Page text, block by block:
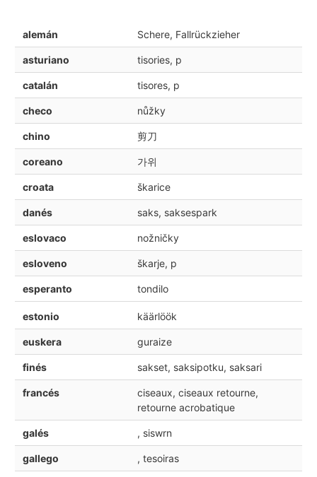
alemán Schere, Fallrückzieher
asturiano tisories, p
catalán tisores, p
checo nůžky
chino 剪刀
coreano 가위
croata škarice
danés saks, saksespark
eslovaco nožničky
esloveno škarje, p
esperanto tondilo
estonio käärlöök
euskera guraize
finés sakset, saksipotku, saksari
francés
ciseaux, ciseaux retourne,
retourne acrobatique
galés , siswrn
gallego , tesoiras